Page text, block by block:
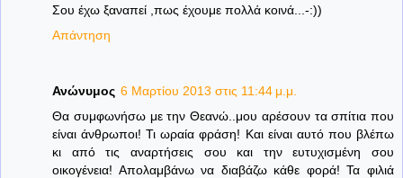
Σου έχω ξαναπεί ,πως έχουμε πολλά κοινά...-:))
Απάντηση
Ανώνυμος 6 Μαρτίου 2013 στις 11:44 μ.μ.
Θα συμφωνήσω με την Θεανώ..μου αρέσουν τα σπίτια που
είναι άνθρωποι! Τι ωραία φράση! Και είναι αυτό που βλέπω
κι από τις αναρτήσεις σου και την ευτυχισμένη σου
οικογένεια! Απολαμβάνω να διαβάζω κάθε φορά! Τα φιλιά